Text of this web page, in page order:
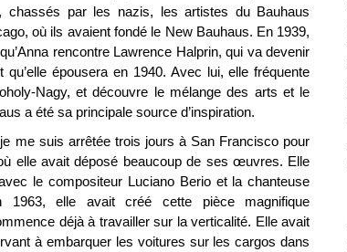
chassés par les nazis, les artistes du Bauhaus
où ils avaient fondé le New Bauhaus. En 1939,
rencontre Lawrence Halprin, qui va devenir
qu’elle épousera en 1940. Avec lui, elle fréquente
Nagy, et découvre le mélange des arts et le
a été sa principale source d’inspiration.
me suis arrêtée trois jours à San Francisco pour
elle avait déposé beaucoup de ses œuvres. Elle
le compositeur Luciano Berio et la chanteuse
1963, elle avait créé cette pièce magnifique
déjà à travailler sur la verticalité. Elle avait
à embarquer les voitures sur les cargos dans